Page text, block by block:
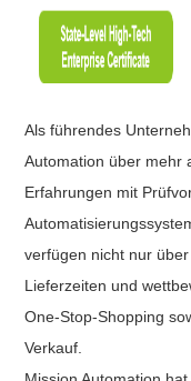
Als führendes
Automation über mehr
Erfahrungen mit
verfügen nicht nur
Lieferzeiten und
One-Stop-Shopping
Verkauf.